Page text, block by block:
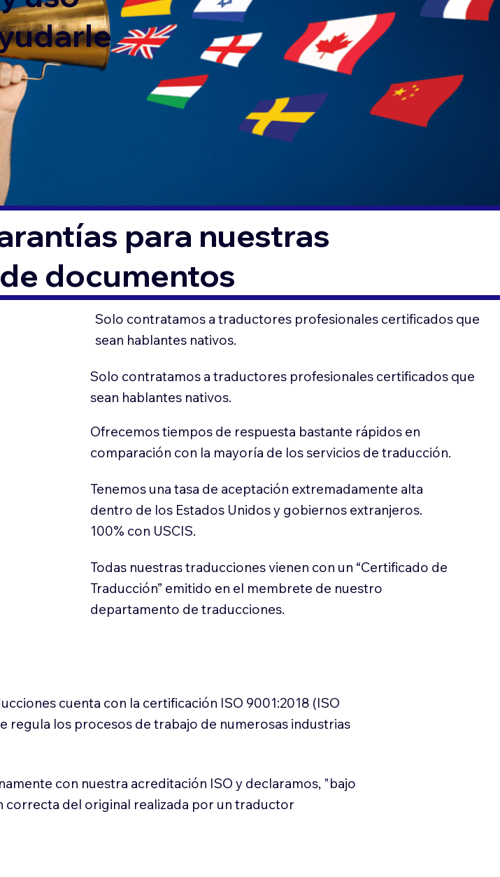
para nuestras
documentos
Solo contratamos a traductores profesionales certificados que
sean hablantes nativos.
Solo contratamos a traductores profesionales certificados que
sean hablantes nativos.
Ofrecemos tiempos de respuesta bastante rápidos en
comparación con la mayoría de los servicios de traducción.
Tenemos una tasa de aceptación extremadamente alta
dentro de los Estados Unidos y gobiernos extranjeros.
100% con USCIS.
Todas nuestras traducciones vienen con un “Certificado de
Traducción” emitido en el membrete de nuestro
departamento de traducciones.
cuenta con la certificación ISO 9001:2018 (ISO
regula los procesos de trabajo de numerosas industrias
con nuestra acreditación ISO y declaramos, "bajo
correcta del original realizada por un traductor